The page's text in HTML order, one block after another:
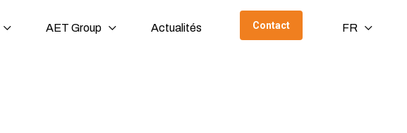
AET Group Actualités Contact FR